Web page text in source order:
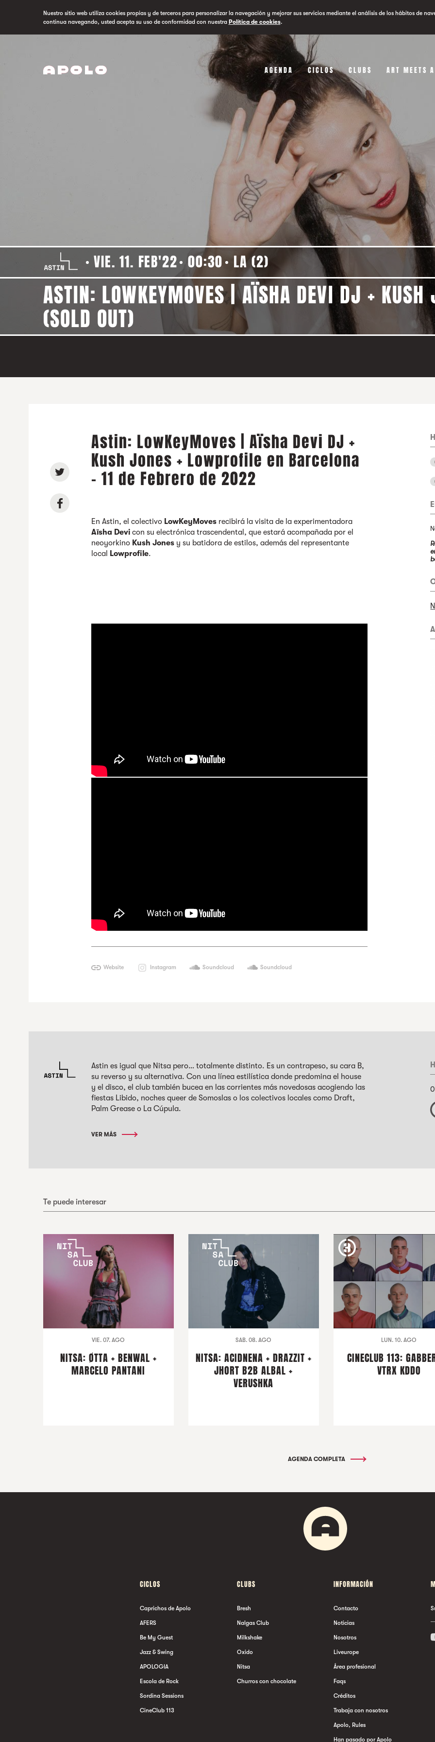
Nuestro sitio web utiliza cookies propias y de terceros para personalizar la navegación y mejorar sus servicios mediante el análisis de los hábitos de
continua navegando, usted acepta su uso de conformidad con nuestra Política de cookies.
AGENDA CICLOS CLUBS ART MEETS
VIE. 11. FEB'22 00:30 LA (2)
ASTIN: LOWKEYMOVES | AÏSHA DEVI DJ + KUSH
(SOLD OUT)
Astin: LowKeyMoves | Aïsha Devi DJ +
Kush Jones + Lowprofile en Barcelona
- 11 de Febrero de 2022
En Astin, el colectivo LowKeyMoves recibirá la visita de la experimentadora
Aïsha Devi con su electrónica trascendental, que estará acompañada por el
neoyorkino Kush Jones y su batidora de estilos, además del representante
local
Lowprofile.
Website Instagram Soundcloud Soundcloud
Astin es igual que Nitsa pero… totalmente distinto. Es un contrapeso, su cara B,
su reverso y su alternativa. Con una línea estilística donde predomina el house
y el disco, el club también bucea en las corrientes más novedosas acogiendo las
fiestas Libido, noches queer de Somoslas o los colectivos locales como Draft,
Palm Grease o La Cúpula.
VER MÁS
Te puede interesar
VIE. 07. AGO
NITSA: ØTTA + BENWAL +
MARCELO PANTANI
SAB. 08. AGO
NITSA: ACIDNENA + DRAZZIT +
JHORT B2B ALBAL +
VERUSHKA
LUN. 10. AGO
CINECLUB 113:
VTRX KDDO
AGENDA COMPLETA
CICLOS
Caprichos de Apolo
AFERS
Be My Guest
Jazz & Swing
APOLOGIA
Escola de Rock
Sordina Sessions
CineClub 113
CLUBS
Bresh
Nalgas Club
Milkshake
Oxido
Nitsa
Churros con chocolate
INFORMACIÓN
Contacto
Noticias
Nosotros
Liveurope
Área profesional
Faqs
Créditos
Trabaja con nosotros
Apolo, Rules
Han pasado por Apolo